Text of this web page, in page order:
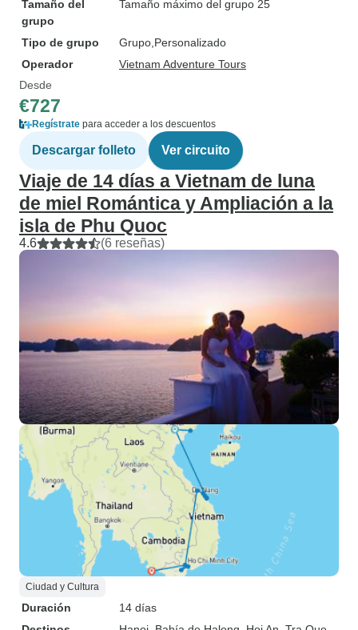
Tamaño del
grupo
Tamaño máximo del grupo 25
Tipo de grupo Grupo Personalizado
Operador
Vietnam Adventure Tours
Desde
€727
Regístrate para acceder a los descuentos
Descargar folleto Ver circuito
Viaje de 14 días a Vietnam de luna
de miel Romántica y Ampliación a la
isla de Phu Quoc
4.6 (6 reseñas)
Ciudad y Cultura
Duración
14 días